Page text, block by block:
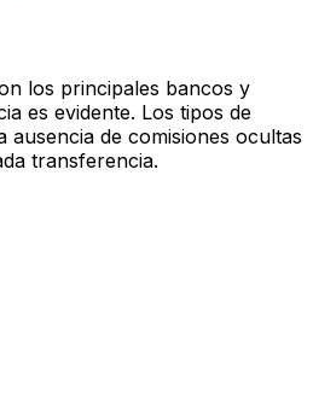
los principales bancos y
es evidente. Los tipos de
ausencia de comisiones ocultas
transferencia.